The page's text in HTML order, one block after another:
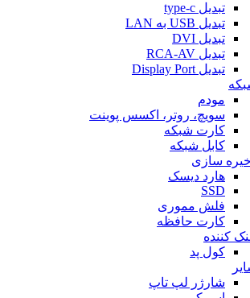
تبدیل type-c
تبدیل USB به LAN
تبدیل DVI
تبدیل RCA-AV
تبدیل Display Port
مودم
سویچ، روتر، اکسس پوینت
کارت شبکه
کابل شبکه
سازی
هارد دیسک
SSD
فلش مموری
کارت حافظه
کننده
کول پد
شارژر لپ تاپ